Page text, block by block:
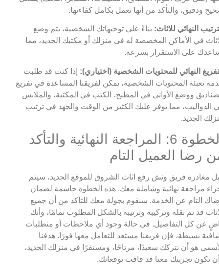
ودقيق، والتأكد من أنها تعمل بكامل كفاءتها.
النهائي للاثاث: بناءً على توجيهاتك الشخصية، يتم وضع
في الأماكن المخصصة له في منزلك أو مكتبك الجديد، مما
على الاستقرار بسرعة.
النهائي للمحتويات الشخصية (اختياري): إذا كنت قد طلبت
تعبئة المحتويات الشخصية، يمكن لفريقنا المساعدة في تفريغ
ووضع الأواني في المطبخ، الكتب في المكتبة، والملابس
الدواليب، مما يوفر عليك الكثير من الوقت والجهد في ترتيب
الجديد.
الخطوة 6: المراجعة النهائية والتأكد
رضا العميل التام
مغادرة فريق ونش رفع اثاث الشروق للموقع الجديد، سيتم
مراجعة نهائية وشاملة معك. هذه الخطوة حاسمة لضمان
التام عن الخدمة. سنقوم بجولة معك للتأكد من أن جميع
قد تم نقله وتركيبه وترتيبه بالشكل المطلوب تمامًا، وأنك
عن كل التفاصيل. في حالة وجود أي ملاحظات أو متطلبات
بسيطة، فإن فريقنا مستعد للتعامل معها فورًا. هدفنا
هو أن نتركك سعيدًا، مرتاحًا، ومستقرًا في منزلك الجديد،
تكون تجربتك معنا قد فاقت توقعاتك.